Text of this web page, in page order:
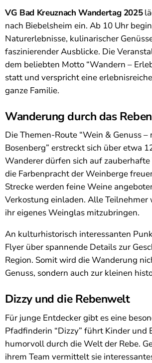
VG Bad Kreuznach Wandertag 2025
nach Biebelsheim ein. Ab 10 Uhr
Naturerlebnisse, kulinarischer
faszinierender Ausblicke. Die
dem beliebten Motto “Wandern –
statt und verspricht eine
ganze Familie.
Wanderung durch das
Die Themen-Route “Wein & Genuss –
Bosenberg” erstreckt sich über etwa
Wanderer dürfen sich auf
die Farbenpracht der Weinberge
Strecke werden feine Weine
Verkostung einladen. Alle Teilnehmer
ihr eigenes Weinglas mitzubringen.
An kulturhistorisch interessanten
Flyer über spannende Details zur
Region. Somit wird die Wanderung
Genuss, sondern auch zur kleinen
Dizzy und die Rebenwelt
Für junge Entdecker gibt es eine
Pfadfinderin “Dizzy” führt Kinder und
humorvoll durch die Welt der Rebe.
ihrem Team vermittelt sie